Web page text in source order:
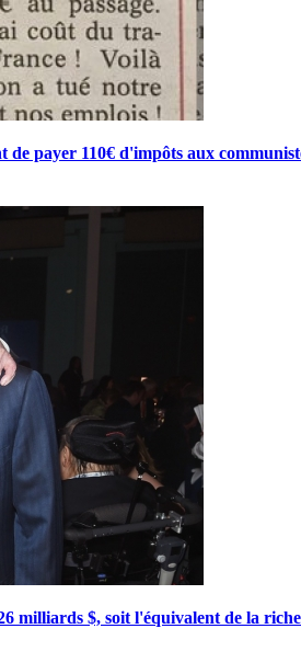
de payer 110€ d'impôts aux
milliards $, soit l'équivalent de la